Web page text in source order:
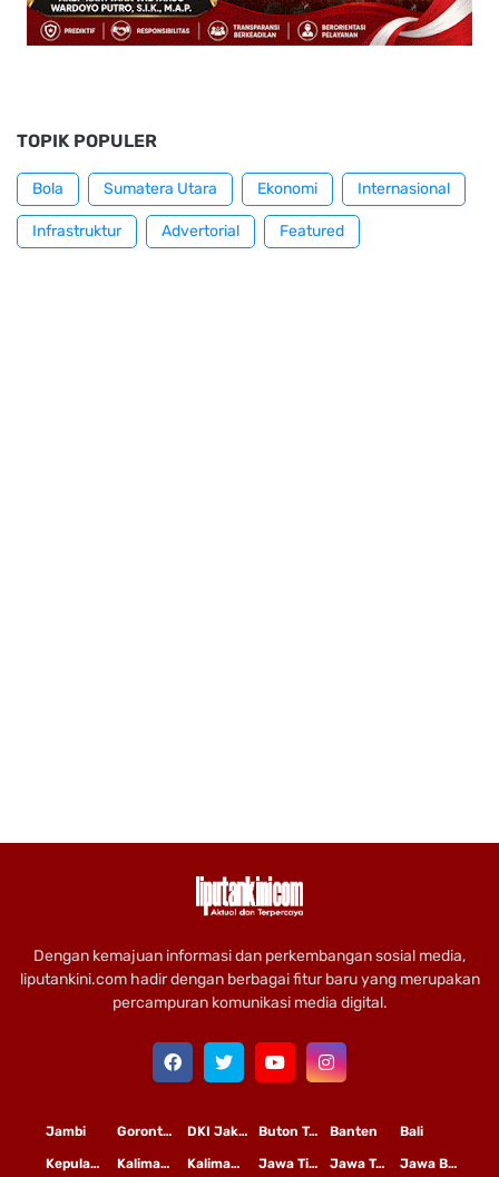
TOPIK POPULER
Bola Sumatera Utara Ekonomi Internasional
Infrastruktur Advertorial Featured
Dengan kemajuan informasi dan perkembangan sosial media,
liputankini.com hadir dengan berbagai fitur baru yang merupakan
percampuran komunikasi media digital.
Bali
Banten
Buton Tengah
DKI Jakarta
Gorontalo
Jambi
Jawa Barat
Jawa Tengah
Jawa Timur
Kalimantan Tengah
Kalimantan Timur
Kepulauan Riau